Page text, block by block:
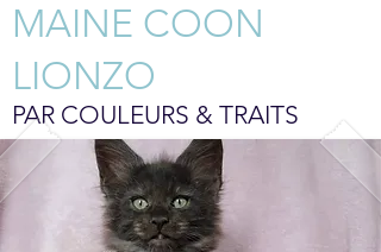
MAINE COON
LIONZO
PAR COULEURS & TRAITS